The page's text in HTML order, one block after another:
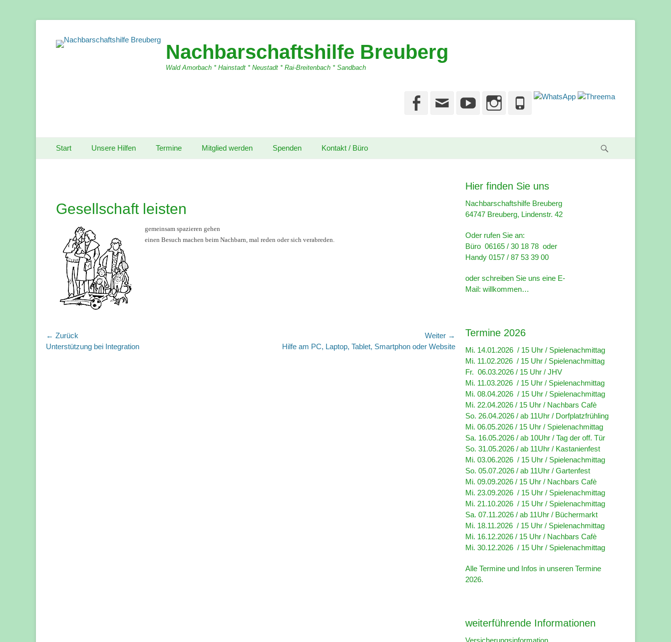
Nachbarschaftshilfe Breuberg
Wald Amorbach * Hainstadt * Neustadt * Rai-Breitenbach * Sandbach
Facebook
EmailYouTube
Instagram
Phone
Primärmenu
zum
Start Unsere Hilfen Termine Mitglied werden Spenden Kontakt / Büro
Gesellschaft leisten
gemeinsam spazieren gehen
einen Besuch machen beim Nachbarn, mal reden oder sich verabreden.
Beitragsnavigation
← Zurück
Vorhergehender
Unterstützung bei Integration
Weiter →
Hilfe am PC, Laptop, Tablet, Smartphon oder Website
Hier finden Sie uns
Nachbarschaftshilfe Breuberg
64747 Breuberg, Lindenstr. 42
Oder rufen Sie an:
Büro 06165 / 30 18 78 oder
Handy 0157 / 87 53 39 00
oder schreiben Sie uns eine E-
Mail: willkommen…
Termine 2026
Mi. 14.01.2026 / 15 Uhr / Spielenachmittag
Mi. 11.02.2026 / 15 Uhr / Spielenachmittag
Fr. 06.03.2026 / 15 Uhr / JHV
Mi. 11.03.2026 / 15 Uhr / Spielenachmittag
Mi. 08.04.2026 / 15 Uhr / Spielenachmittag
Mi. 22.04.2026 / 15 Uhr / Nachbars Cafè
So. 26.04.2026 / ab 11Uhr / Dorfplatzfrühling
Mi. 06.05.2026 / 15 Uhr / Spielenachmittag
Sa. 16.05.2026 / ab 10Uhr / Tag der off. Tür
So. 31.05.2026 / ab 11Uhr / Kastanienfest
Mi. 03.06.2026 / 15 Uhr / Spielenachmittag
So. 05.07.2026 / ab 11Uhr / Gartenfest
Mi. 09.09.2026 / 15 Uhr / Nachbars Cafè
Mi. 23.09.2026 / 15 Uhr / Spielenachmittag
Mi. 21.10.2026 / 15 Uhr / Spielenachmittag
Sa. 07.11.2026 / ab 11Uhr / Büchermarkt
Mi. 18.11.2026 / 15 Uhr / Spielenachmittag
Mi. 16.12.2026 / 15 Uhr / Nachbars Cafè
Mi. 30.12.2026 / 15 Uhr / Spielenachmittag
Alle Termine und Infos in unseren Termine
2026.
weiterführende Informationen
Versicherungsinformation